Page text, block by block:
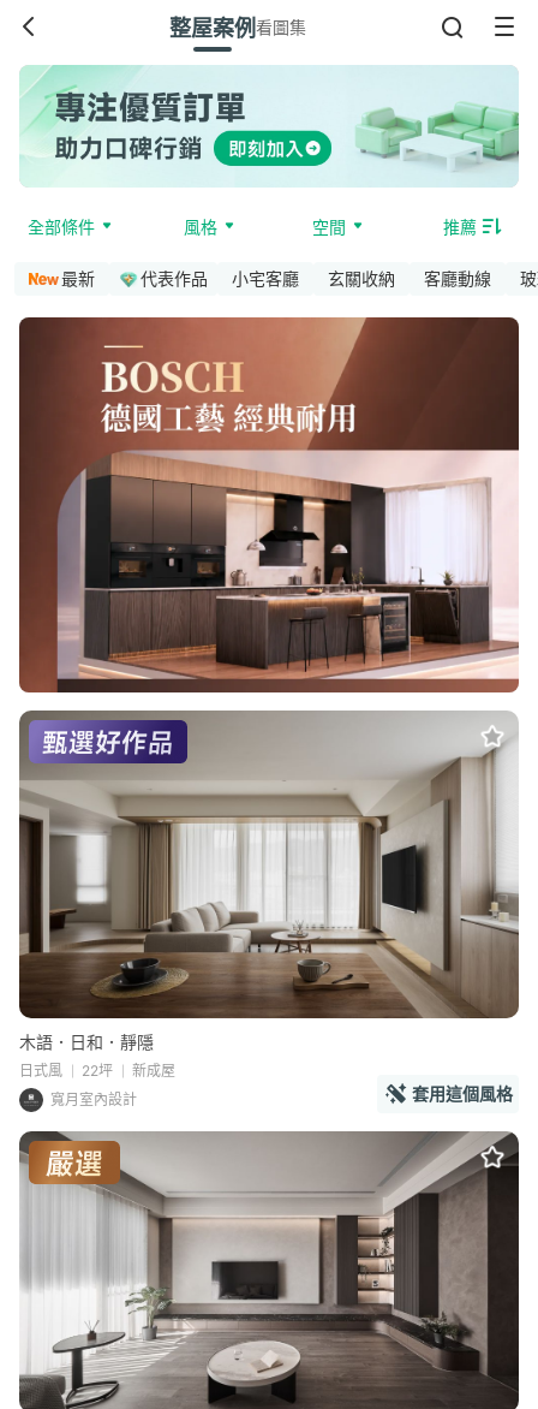
整屋案例看圖集
全部條件 風格 空間 推薦
最新 代表作品 小宅客廳 玄關收納 客廳動線
木語．日和．靜隱
日式風 22坪
新成屋
寬月室內設計
套用這個風格